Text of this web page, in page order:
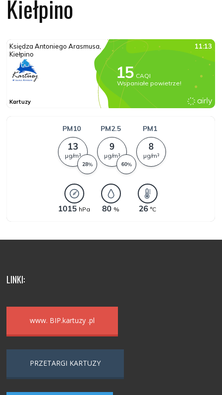
Kiełpino
LINKI:
www. BIP.kartuzy .pl
PRZETARGI KARTUZY